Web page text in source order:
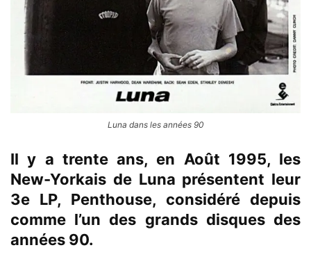
Luna dans les années 90
Il y a trente ans, en Août 1995, les
New-Yorkais de Luna présentent leur
3e LP, Penthouse, considéré depuis
comme l’un des grands disques des
années 90.